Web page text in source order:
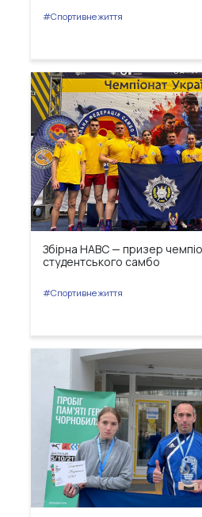
#Спортивне життя
Збірна НАВС — призер
студентського самбо
#Спортивне життя